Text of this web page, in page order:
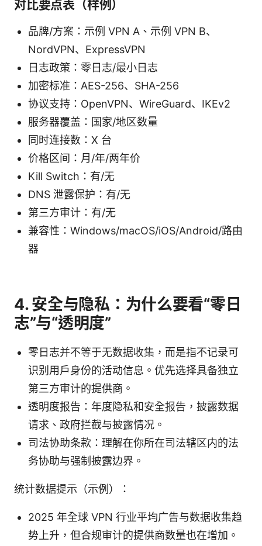
对比要点表（样例）
品牌/方案：示例 VPN A、示例 VPN B、
NordVPN、ExpressVPN
日志政策：零日志/最小日志
加密标准：AES-256、SHA-256
协议支持：OpenVPN、WireGuard、IKEv2
服务器覆盖：国家/地区数量
同时连接数：X 台
价格区间：月/年/两年价
Kill Switch：有/无
DNS 泄露保护：有/无
第三方审计：有/无
兼容性：Windows/macOS/iOS/Android/路由
器
4. 安全与隐私：为什么要看“零日
志”与“透明度”
零日志并不等于无数据收集，而是指不记录可
识别用户身份的活动信息。优先选择具备独立
第三方审计的提供商。
透明度报告：年度隐私和安全报告，披露数据
请求、政府拦截与披露情况。
司法协助条款：理解在你所在司法辖区内的法
务协助与强制披露边界。
统计数据提示（示例）：
2025 年全球 VPN 行业平均广告与数据收集趋
势上升，但合规审计的提供商数量也在增加。